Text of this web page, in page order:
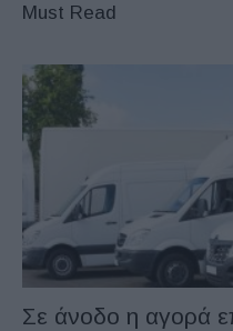
Must Read
Σε άνοδο η αγορά